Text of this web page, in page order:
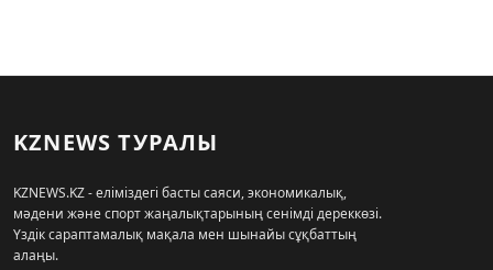
KZNEWS ТУРАЛЫ
KZNEWS.KZ - еліміздегі басты саяси, экономикалық,
мәдени және спорт жаңалықтарының сенімді дереккөзі.
Үздік сараптамалық мақала мен шынайы сұқбаттың
алаңы.